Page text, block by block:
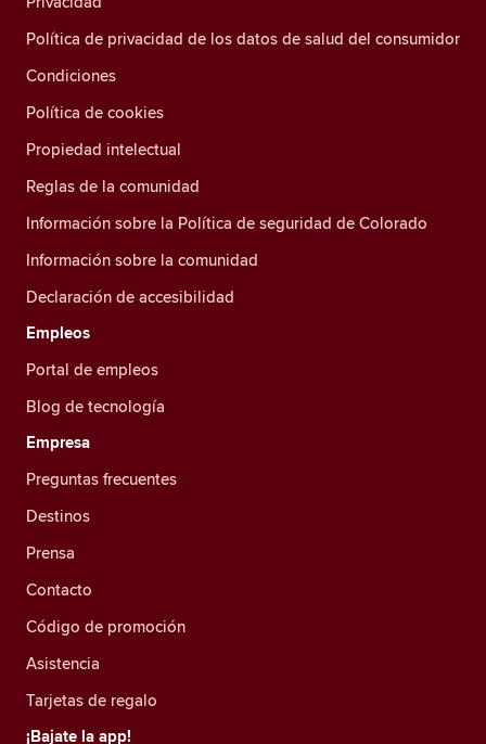
Política de privacidad de los datos de salud del consumidor
Condiciones
Política de cookies
Propiedad intelectual
Reglas de la comunidad
Información sobre la Política de seguridad de Colorado
Información sobre la comunidad
Declaración de accesibilidad
Empleos
Portal de empleos
Blog de tecnología
Empresa
Preguntas frecuentes
Destinos
Prensa
Contacto
Código de promoción
Asistencia
Tarjetas de regalo
¡Bajate la app!